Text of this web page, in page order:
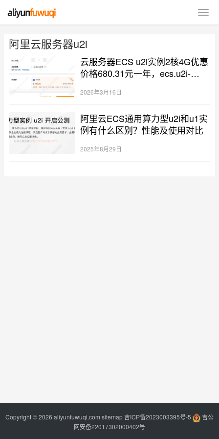
阿里云服务器u2i
云服务器ECS u2i实例2核4G优惠
价格680.31元一年，ecs.u2i-
2026年3月16日
阿里云ECS通用算力型u2i和u1实
例有什么区别？性能及使用对比
2025年8月29日
Copyright © 2026 aliyunfuwuqi.com sitemap吉ICP备2023003395号-5
吉公
网安备22017302000402号